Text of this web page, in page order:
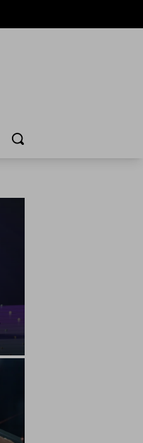
Cerca